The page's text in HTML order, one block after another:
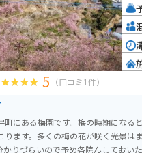
5 （口コミ1件）
町にある梅園です。梅の時期になる
ります。多くの梅の花が咲く光景は
りづらいので予め各院んしておいた